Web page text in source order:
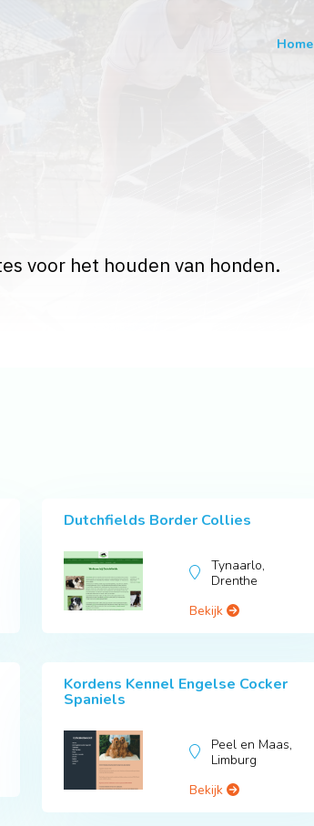
Home
voor het houden van honden.
Dutchfields Border Collies
Tynaarlo,
Drenthe
Bekijk
Kordens Kennel Engelse Cocker
Spaniels
Peel en Maas,
Limburg
Bekijk